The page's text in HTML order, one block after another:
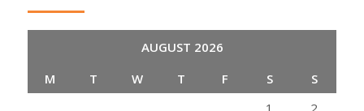
AUGUST 2026
M
T W T F S
S
1
2